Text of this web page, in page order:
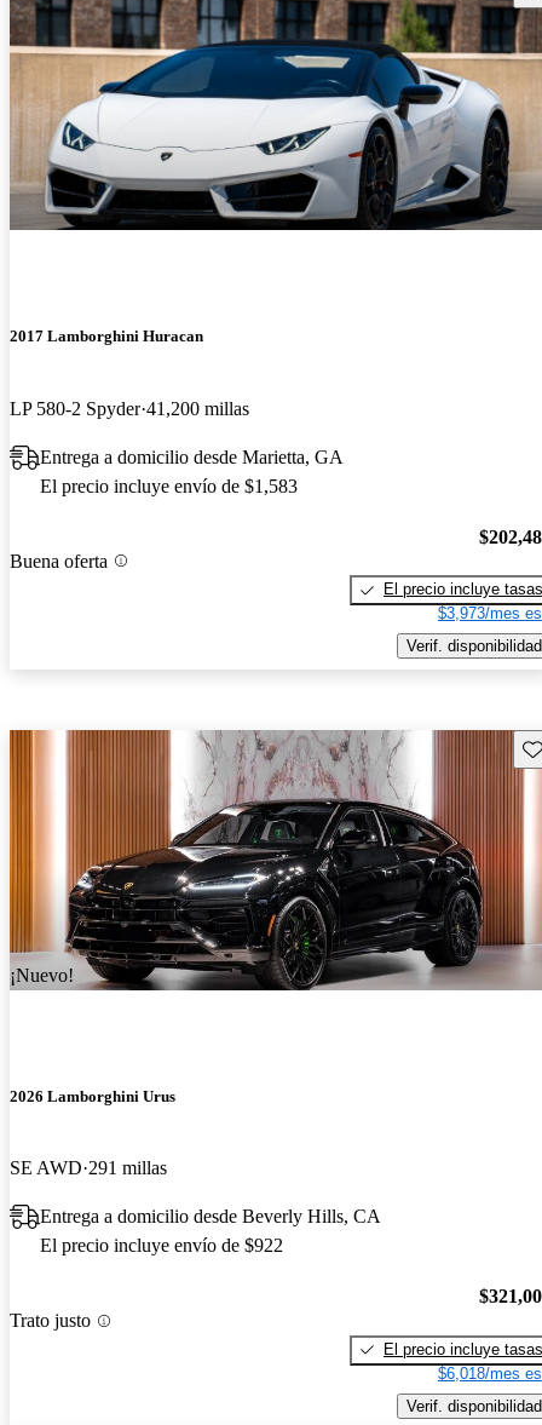
2017 Lamborghini Huracan
LP 580-2 Spyder 41,200 millas
Entrega a domicilio desde Marietta, GA
El precio incluye envío de $1,583
Buena oferta
El precio incluye tasas
$3,973/mes
Verif. disponibilidad
¡Nuevo!
2026 Lamborghini Urus
SE AWD 291 millas
Entrega a domicilio desde Beverly Hills, CA
El precio incluye envío de $922
Trato justo
El precio incluye tasas
$6,018/mes
Verif. disponibilidad